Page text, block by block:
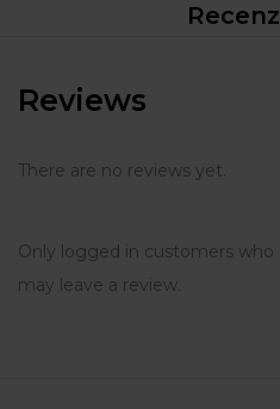
Reviews
There are no reviews yet.
Only logged in customers
may leave a review.